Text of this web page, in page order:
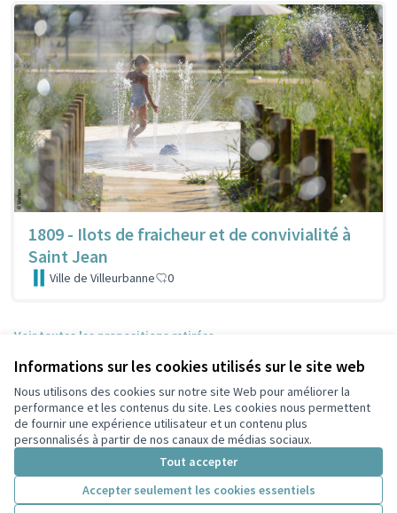
Informations sur les cookies utilisés sur le site web
Nous utilisons des cookies sur notre site Web pour améliorer la
performance et les contenus du site. Les cookies nous permettent
de fournir une expérience utilisateur et un contenu plus
personnalisés à partir de nos canaux de médias sociaux.
Tout accepter
Accepter seulement les cookies essentiels
1809 - Ilots de fraicheur et de convivialité à
Saint Jean
Ville de Villeurbanne 0
Voir toutes les propositions retirées
Conditions d'utilisation
Paramètres des cookies
Participez Villeurbanne sur X
(Lien externe)
Participez Villeurbanne sur Facebook
Participez Villeurbanne sur Instagram
Participez Villeurbanne sur YouTube
(Lien externe)
Licence
(Lien